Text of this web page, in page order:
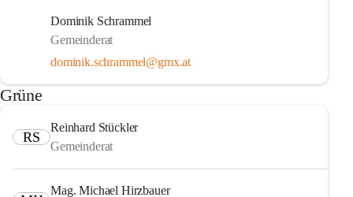
Dominik Schrammel
Gemeinderat
dominik.schrammel@gmx.at
Grüne
RS
Reinhard Stückler
Gemeinderat
Mag. Michael Hirzbauer